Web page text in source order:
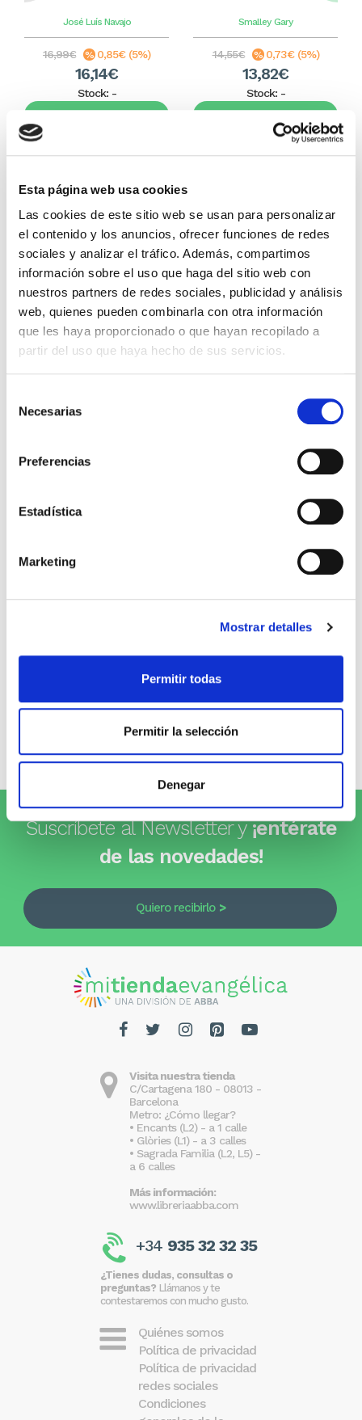
Esta página web usa cookies
Las cookies de este sitio web se usan para personalizar
el contenido y los anuncios, ofrecer funciones de redes
sociales y analizar el tráfico. Además, compartimos
información sobre el uso que haga del sitio web con
nuestros partners de redes sociales, publicidad y análisis
web, quienes pueden combinarla con otra información
que les haya proporcionado o que hayan recopilado a
partir del uso que haya hecho de sus servicios.
Necesarias
Preferencias
Estadística
Marketing
Mostrar detalles
Permitir todas
Permitir la selección
Denegar
José Luís Navajo
16,99€ 0,85€ (5%)
16,14€
Stock: -
Comprar
Smalley Gary
14,55€ 0,73€ (5%)
13,82€
Stock: -
Comprar
Otros títulos del autor
cámara y acción!
Garrido
9,49€
Gente Común Perdidos y
0,80€ (5%)
0
Escribe tu opinión
Suscríbete al Newsletter y¡entérate
de las novedades!
Quiero recibirlo
Visita nuestra tienda
C/Cartagena 180 - 08013 -
Barcelona
Metro: ¿Cómo llegar?
• Encants (L2) - a 1 calle
• Glòries (L1) - a 3 calles
• Sagrada Familia (L2, L5) -
a 6 calles
Más información:
www.libreriaabba.com
+34 935 32 32 35
¿Tienes dudas, consultas o
preguntas? Llámanos y te
contestaremos con mucho gusto.
Quiénes somos
Política de privacidad
Política de privacidad
redes sociales
Condiciones